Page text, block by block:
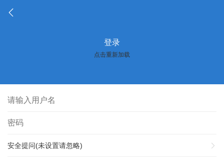
登录
点击重新加载
安全提问(未设置请忽略)